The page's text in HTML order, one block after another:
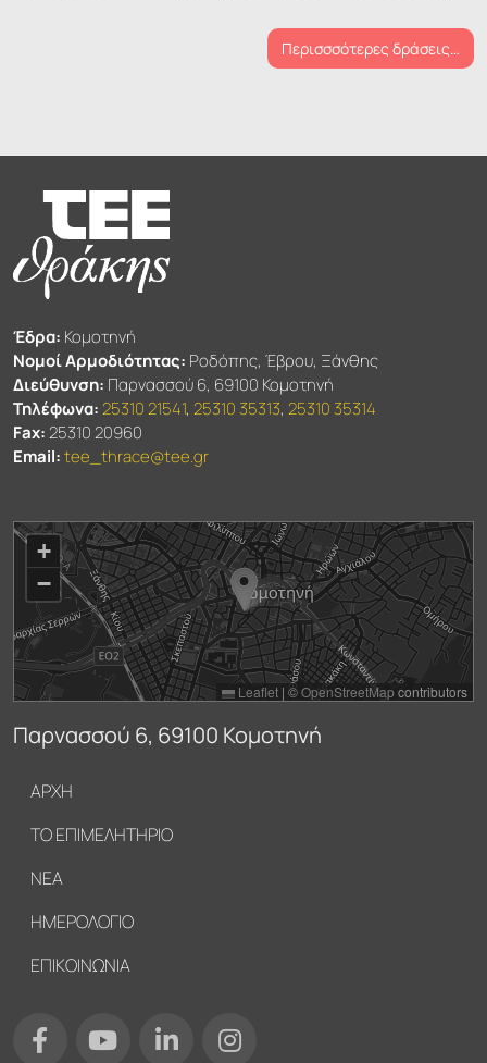
Περισσσότερες δράσεις…
Έδρα: Κομοτηνή
Νομοί Αρμοδιότητας: Ροδόπης, Έβρου, Ξάνθης
Διεύθυνση: Παρνασσού 6, 69100 Κομοτηνή
Τηλέφωνα:25310 21541,25310 35313,25310 35314
Fax:25310 20960
Email:tee_thrace@tee.gr
Υποσέλιδο
ΑΡΧΗ
ΤΟ ΕΠΙΜΕΛΗΤΗΡΙΟ
ΝΕΑ
ΗΜΕΡΟΛΟΓΙΟ
ΕΠΙΚΟΙΝΩΝΙΑ
+
−
Leaflet | ©OpenStreetMap contributors
Παρνασσού 6, 69100 Κομοτηνή